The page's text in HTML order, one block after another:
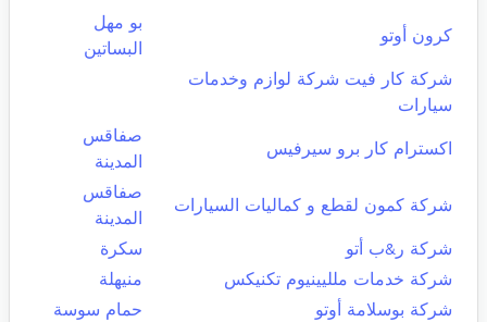
كرون أوتو
بو مهل
البساتين
شركة كار فيت شركة لوازم وخدمات
سيارات
اكسترام كار برو سيرفيس
صفاقس
المدينة
شركة كمون لقطع و كماليات السيارات
صفاقس
المدينة
شركة ر&ب أتو
سكرة
شركة خدمات ملليينيوم تكنيكس
منيهلة
شركة بوسلامة أوتو
حمام سوسة